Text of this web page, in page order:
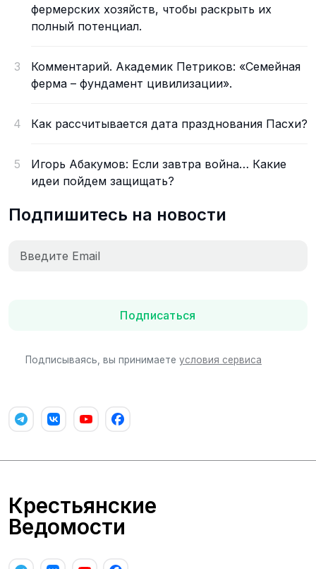
фермерских хозяйств, чтобы раскрыть их
полный потенциал.
3
Комментарий. Академик Петриков: «Семейная
ферма – фундамент цивилизации».
4 Как рассчитывается дата празднования Пасхи?
5
Игорь Абакумов: Если завтра война… Какие
идеи пойдем защищать?
Подпишитесь на новости
Подписаться
Подписываясь, вы принимаете условия сервиса
Крестьянские
Ведомости